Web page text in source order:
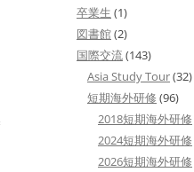
卒業生 (1)
図書館(2)
国際交流(143)
Asia Study Tour(32)
短期海外研修 (96)
2018短期海外研修
2024短期海外研修
2026短期海外研修